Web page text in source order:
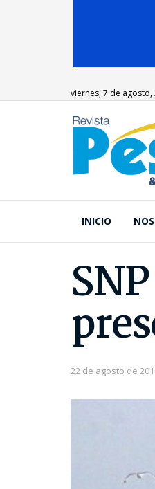
viernes, 7 de agosto,
INICIO
22 de agosto de